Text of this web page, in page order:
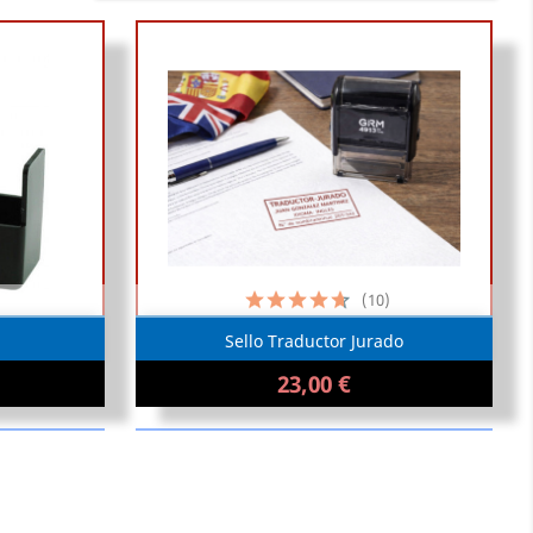
Sello Traductor Jurado
23,00 €
(10)
Me interesa